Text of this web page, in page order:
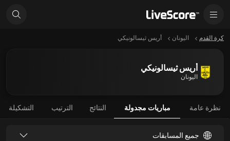
كرة القدم اليونان أريس ثيسالونيكي
أريس ثيسالونيكي
اليونان
نظرة عامة مباريات مجدولة النتائج الترتيب التشكيلة
جميع المسابقات